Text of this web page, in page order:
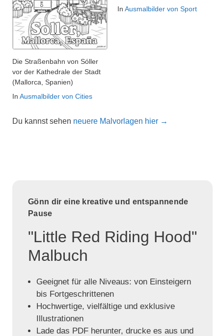
Die Straßenbahn von Sóller
vor der Kathedrale der Stadt
(Mallorca, Spanien)
In Ausmalbilder von Cities
In Ausmalbilder von Sport
Du kannst sehen neuere Malvorlagen hier →
Gönn dir eine kreative und entspannende
Pause
"Little Red Riding Hood"
Malbuch
Geeignet für alle Niveaus: von Einsteigern
bis Fortgeschrittenen
Hochwertige, vielfältige und exklusive
Illustrationen
Lade das PDF herunter, drucke es aus und